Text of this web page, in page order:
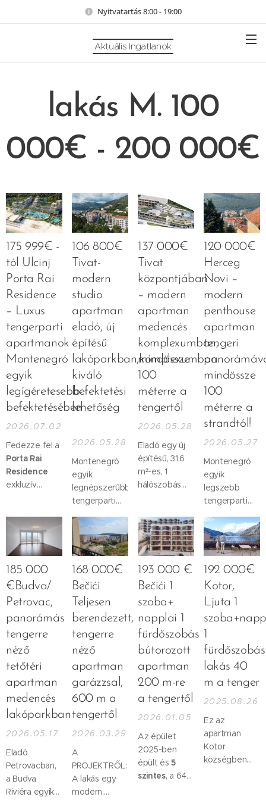
Nyitvatartás 8:00 - 19:00
Aktuális Ingatlanok
lakás M. 100
000€ - 200 000€
175 999€ -
tól Ulcinj
Porta Rai
Residence
– Luxus
tengerparti
apartmanok
Montenegró
egyik
legígéretesebb
befektetésében
2026.07.02
Fedezze fel a
Porta Rai
Residence
exkluzív
apartmanprojektet,
Montenegró
déli részén,
Ulcinj
városában,
közvetlenül a
híres Velika
Plaža
közelében
épül. A
fejlesztés a
Karisma
Hotels &
Resorts
nemzetközi
szállodalánccal
együttműködésben
valósul meg,
106 800€
Tivat-
modern
studio
apartman
eladó, új
építésű
lakóparkban,komplexumban
kiváló
befektetési
lehetőség
2026.05.28
Montenegró
egyik
legnépszerűbb
tengerparti
Tivaton
kínálunk
eladásra egy
modern
kialakítású
stúdió
apartmant
egy új építésű
lakókomplexumban,
mindössze kb.
500 méterre
a tengertől és
a strandtól. Az
ingatlan kiváló
elhelyezkedésének
köszönhetően
ideális
választás
nyaralónak,
állandó
lakhatásra
137 000€
Tivat
központjában
– modern
apartman
medencés
komplexumban,
mindössze
100
méterre a
tengertől
2026.05.28
Eladó egy új
építésű, 31,6
m²-es, 1
hálószobás
legkeresettebb
részén,
közvetlenül a
városközpont
közelében!
120 000€
Herceg
Novi –
modern
penthouse
apartman
tengeri
mindössze
100
méterre a
strandtól!
2026.05.27
Montenegró
egyik
legszebb
tengerparti
Herceg
Noviban
kínálunk
eladásra egy
új építésű,
modern
penthouse
apartmant,
amely kiváló
választás
nyaralónak,
befektetésnek
vagy rövid
távú kiadásra.
185 000
€Budva/
Petrovac,
panorámás
tengerre
néző
tetőtéri
apartman
medencés
lakóparkban
2026.05.17
Eladó
Petrovacban,
a Budva
Riviéra egyik
168 000€
Bečići
Teljesen
berendezett,
tengerre
néző
apartman
garázzsal,
600 m a
tengertől
2026.03.29
‍A
PROJEKTRŐL:
A lakás egy
modern,
193 000 €
Bečići 1
szoba+
napplai 1
fürdőszobás
bútorozott
apartman
200 m-re
a tengertől
2026.01.05
Az épület
2025-ben
épült és5
szintes, a 64
192 000€
Kotor,
Ljuta 1
1
fürdőszobás
lakás 40
m a tenger
2025.08.26
Ez az
apartman
Kotor
községben